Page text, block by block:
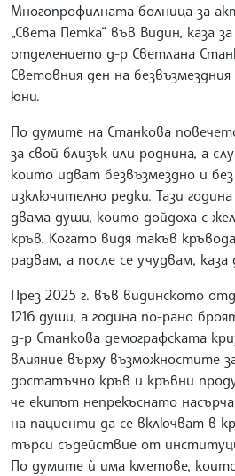
Многопрофилната болница за
„Света Петка“ във Видин, каза
отделението д-р Светлана
Световния ден на
юни.
По думите на Станкова
за свой близък или роднина, а
които идват безвъзмездно и
изключително редки. Тази
двама души, които дойдоха с
кръв. Когато видя такъв
радвам, а после се учудвам,
През 2025 г. във видинското
1216 души, а година по-рано
д-р Станкова демографската
влияние върху възможностите
достатъчно кръв и кръвни
че екипът непрекъснато
на пациенти да се включват в
търси съдействие от
По думите ѝ има кметове,